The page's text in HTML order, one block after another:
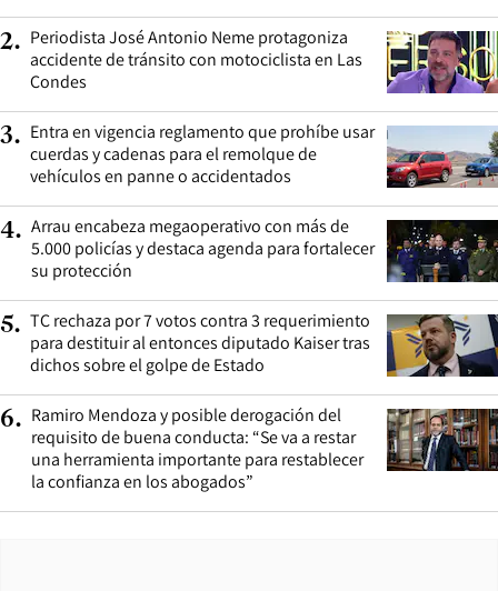
2. Periodista José Antonio Neme protagoniza
accidente de tránsito con motociclista en Las
Condes
3. Entra en vigencia reglamento que prohíbe usar
cuerdas y cadenas para el remolque de
vehículos en panne o accidentados
4. Arrau encabeza megaoperativo con más de
5.000 policías y destaca agenda para fortalecer
su protección
5. TC rechaza por 7 votos contra 3 requerimiento
para destituir al entonces diputado Kaiser tras
dichos sobre el golpe de Estado
6. Ramiro Mendoza y posible derogación del
requisito de buena conducta: “Se va a restar
una herramienta importante para restablecer
la confianza en los abogados”